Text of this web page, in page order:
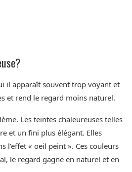
il apparaît souvent trop voyant et
et rend le regard moins naturel.
Les teintes chaleureuses telles
et un fini plus élégant. Elles
« oeil peint ». Ces couleurs
le regard gagne en naturel et en